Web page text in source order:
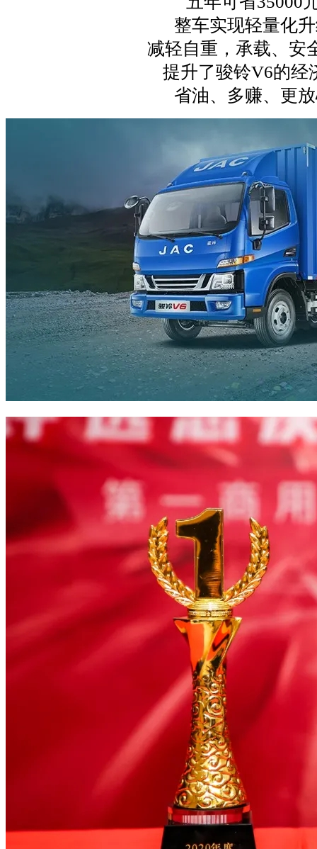
整车实现轻量化
减轻自重，承载、安
提升了骏铃V6的经
省油、多赚、更